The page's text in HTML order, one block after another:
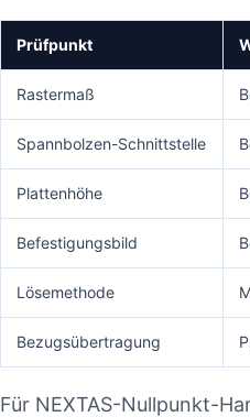
Prüfpunkt
Rastermaß
Spannbolzen-Schnittstelle
Plattenhöhe
Befestigungsbild
Lösemethode
Bezugsübertragung
Für NEXTAS-Nullpunkt-